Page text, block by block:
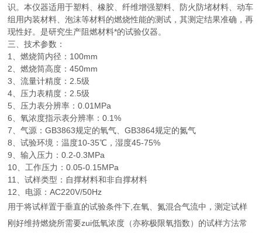
识。本仪器适用于塑料、橡胶、纤维增强塑料、防火防堵材料、动车
组用内装材料、泡沫等材料的燃烧性能的测试，其测定结果准确，再
现性好。是研究生产阻燃材料*的试验仪器。
三、技术参数：
1、燃烧筒内径：100mm
2、燃烧筒高度：450mm
3、流量计精度：2.5级
4、压力表精度：2.5级
5、压力表分辨率：0.01MPa
6、氧浓度指示表分辨率：0.1%
7、气源：GB3863规定的氧气、GB3864规定的氮气
8、试验环境：温度10-35℃，湿度45-75%
9、输入压力：0.2-0.3MPa
10、工作压力：0.05-0.15MPa
11、试样类型：自撑材料和非自撑材料
12、电源：AC220V/50Hz
用于将试样置于垂直的试验条件下,在氧、氮混合气流中，测定试样
刚好维持燃烧所需要zui低氧浓度（亦称极限氧指数）的试样方法常